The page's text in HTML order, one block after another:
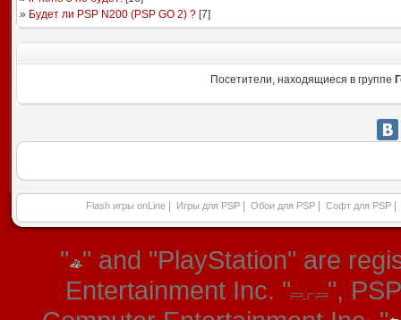
» Будет ли PSP N200 (PSP GO 2) ?[7]
Посетители, находящиеся в группе
Flash игры onLine Игры для PSP Обои для PSP Софт для PSP
" " and "PlayStation" are
Entertainment Inc. "
",